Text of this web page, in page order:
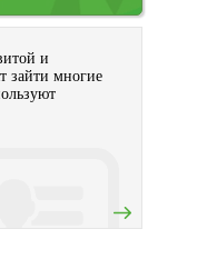
и
зайти многие